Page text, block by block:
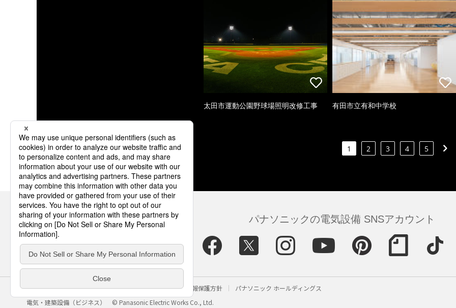
太田市運動公園野球場照明改修工事 有田市立有和中学校
1 2 3 4 5
パナソニックの電気設備 SNSアカウント
サイトのご利用にあたって クッキーポリシー 個人情報保護方針
パナソニック ホールディングス
電気・建築設備（ビジネス）
© Panasonic Electric Works Co., Ltd.